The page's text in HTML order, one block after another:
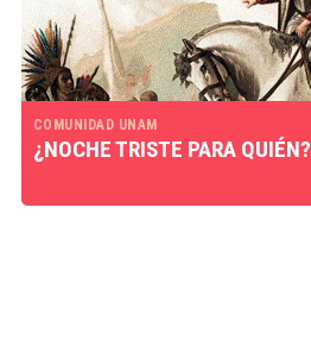
COMUNIDAD UNAM
¿NOCHE TRISTE PARA QUIÉN?